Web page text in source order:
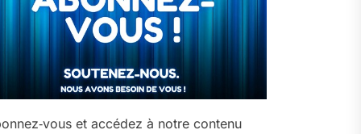
et accédez à notre contenu